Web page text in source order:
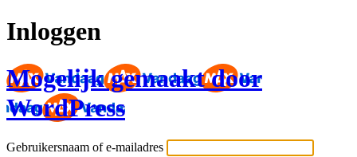
Inloggen
Mogelijk gemaakt door
WordPress
Gebruikersnaam of e-mailadres